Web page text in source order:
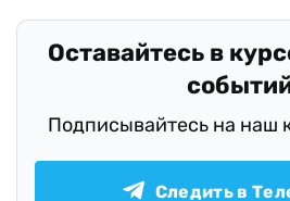
Оставайтесь в
Подписывайтесь на наш
Следить в